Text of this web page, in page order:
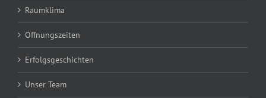
Raumklima
Öffnungszeiten
Erfolgsgeschichten
Unser Team